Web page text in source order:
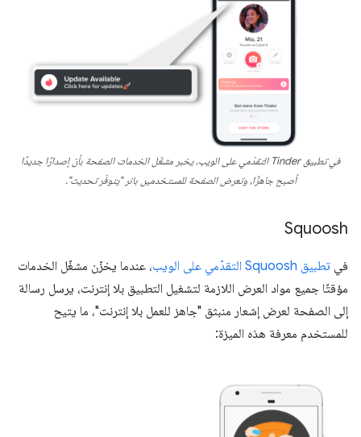
في تطبيق Tinder التقدّمي على الويب، يخبر مشغّل الخدمات الصفحة بأنّ إصدارًا جديدًا
أصبح جاهزًا، وتعرض الصفحة للمستخدمين بانر "يتوفّر تحديث".
Squoosh
في تطبيق Squoosh التقدّمي على الويب
، عندما يخزّن مشغّل الخدمات
مؤقتًا جميع مواد العرض اللازمة لتشغيل التطبيق بلا إنترنت، يرسل رسالة
إلى الصفحة لعرض إشعار منبثق "جاهز للعمل بلا إنترنت"، ما يتيح
للمستخدم معرفة هذه الميزة: